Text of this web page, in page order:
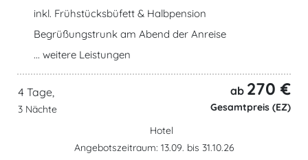
inkl. Frühstücksbüfett & Halbpension
Begrüßungstrunk am Abend der Anreise
... weitere Leistungen
4 Tage,
3 Nächte
ab 270 €
Gesamtpreis (EZ)
Hotel
Angebotszeitraum: 13.09. bis 31.10.26